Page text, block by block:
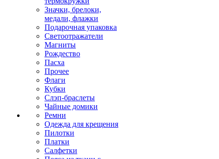
Значки, брелоки,
медали, флажки
Подарочная упаковка
Светоотражатели
Магниты
Рождество
Пасха
Прочее
Флаги
Кубки
Слэп-браслеты
Чайные домики
Ремни
Одежда для крещения
Пилотки
Платки
Салфетки